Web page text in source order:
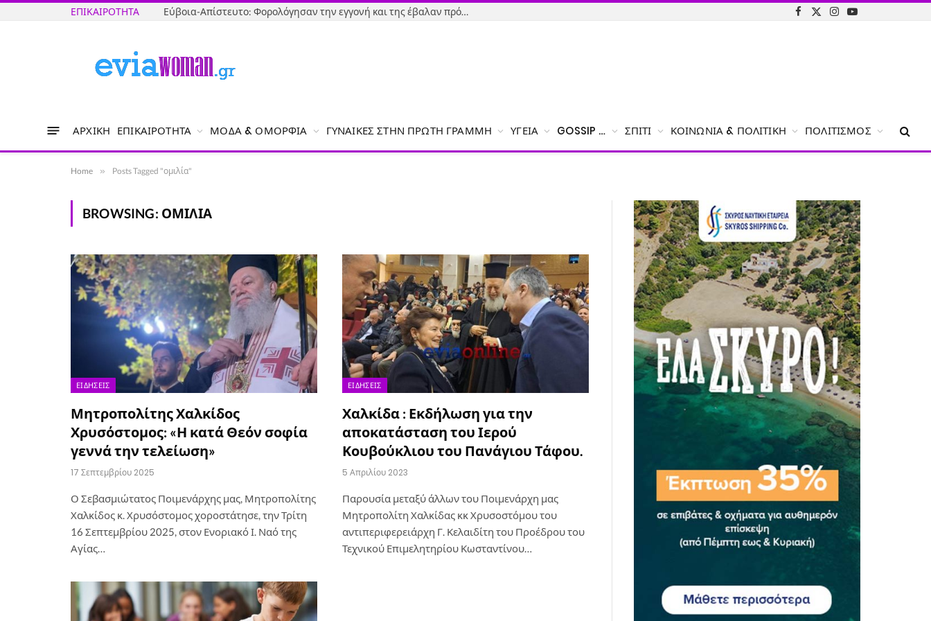
ΕΠΙΚΑΙΡΌΤΗΤΑ Εύβοια-Απίστευτο: Φορολόγησαν την εγγονή και της έβαλαν πρόστιμο γιατί δεν δήλωσε το χαρτζιλίκι του παππού!
Facebook
X
Instagram
YouTube
ΑΡΧΙΚΉ ΕΠΙΚΑΙΡΌΤΗΤΑ ΜΌΔΑ & ΟΜΟΡΦΙΆ ΓΥΝΑΊΚΕΣ ΣΤΗΝ ΠΡΏΤΗ ΓΡΑΜΜΉ ΥΓΕΊΑ GOSSIP … ΣΠΊΤΙ ΚΟΙΝΩΝΊΑ & ΠΟΛΙΤΙΚΉ ΠΟΛΙΤΙΣΜΌΣ
Home » Posts Tagged "ομιλία"
BROWSING: ΟΜΙΛΊΑ
ΕΙΔΉΣΕΙΣ
Μητροπολίτης Χαλκίδος
Χρυσόστομος: «Η κατά Θεόν σοφία
γεννά την τελείωση»
17 Σεπτεμβρίου 2025
Ο Σεβασμιώτατος Ποιμενάρχης μας, Μητροπολίτης
Χαλκίδος κ. Χρυσόστομος χοροστάτησε, την Τρίτη
16 Σεπτεμβρίου 2025, στον Ενοριακό Ι. Ναό της
Αγίας…
ΕΙΔΉΣΕΙΣ
Χαλκίδα : Εκδήλωση για την
αποκατάσταση του Ιερού
Κουβούκλιου του Πανάγιου Τάφου.
5 Απριλίου 2023
Παρουσία μεταξύ άλλων του Ποιμενάρχη μας
Μητροπολίτη Χαλκίδας κκ Χρυσοστόμου του
αντιπεριφερειάρχη Γ. Κελαιδίτη του Προέδρου του
Τεχνικού Επιμελητηρίου Κωσταντίνου…